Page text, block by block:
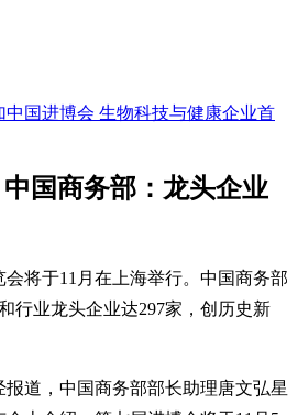
中国进博会 生物科技与健康企业首
国商务部：龙头企业
将于11月在上海举行。中国商务部
行业龙头企业达297家，创历史新
道，中国商务部部长助理唐文弘星